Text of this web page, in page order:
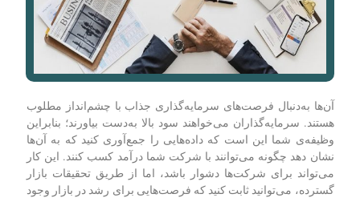
آن‌ها به‌دنبال فرصت‌های سرمایه‌گذاری جذاب با چشم‌انداز مطلوب
هستند. سرمایه‌گذاران می‌خواهند سود بالا به‌دست بیاورند؛ بنابراین
وظیفه‌ی شما این است که داده‌هایی را جمع‌آوری کنید که به آن‌ها
نشان دهد چگونه می‌توانند با شرکت شما درآمد کسب کنند. این کار
می‌تواند برای شرکت‌ها دشوار باشد، اما از طریق تحقیقات بازار
گسترده، می‌توانید ثابت کنید که فرصت‌هایی برای رشد در بازار وجود